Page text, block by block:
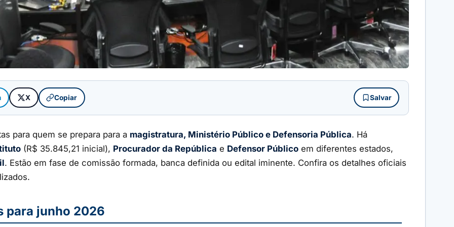
X Copiar Salvar
para quem se prepara para a magistratura, Ministério Público e Defensoria Pública. Há
(R$ 35.845,21 inicial), Procurador da República e Defensor Público em diferentes estados,
. Estão em fase de comissão formada, banca definida ou edital iminente. Confira os detalhes oficiais
para junho 2026